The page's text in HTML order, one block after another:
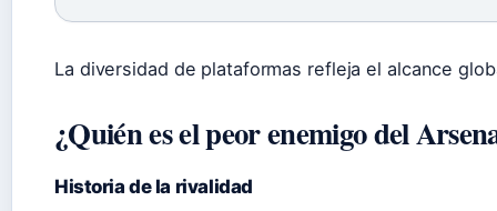
La diversidad de plataformas refleja el alcance
¿Quién es el peor enemigo del
Historia de la rivalidad